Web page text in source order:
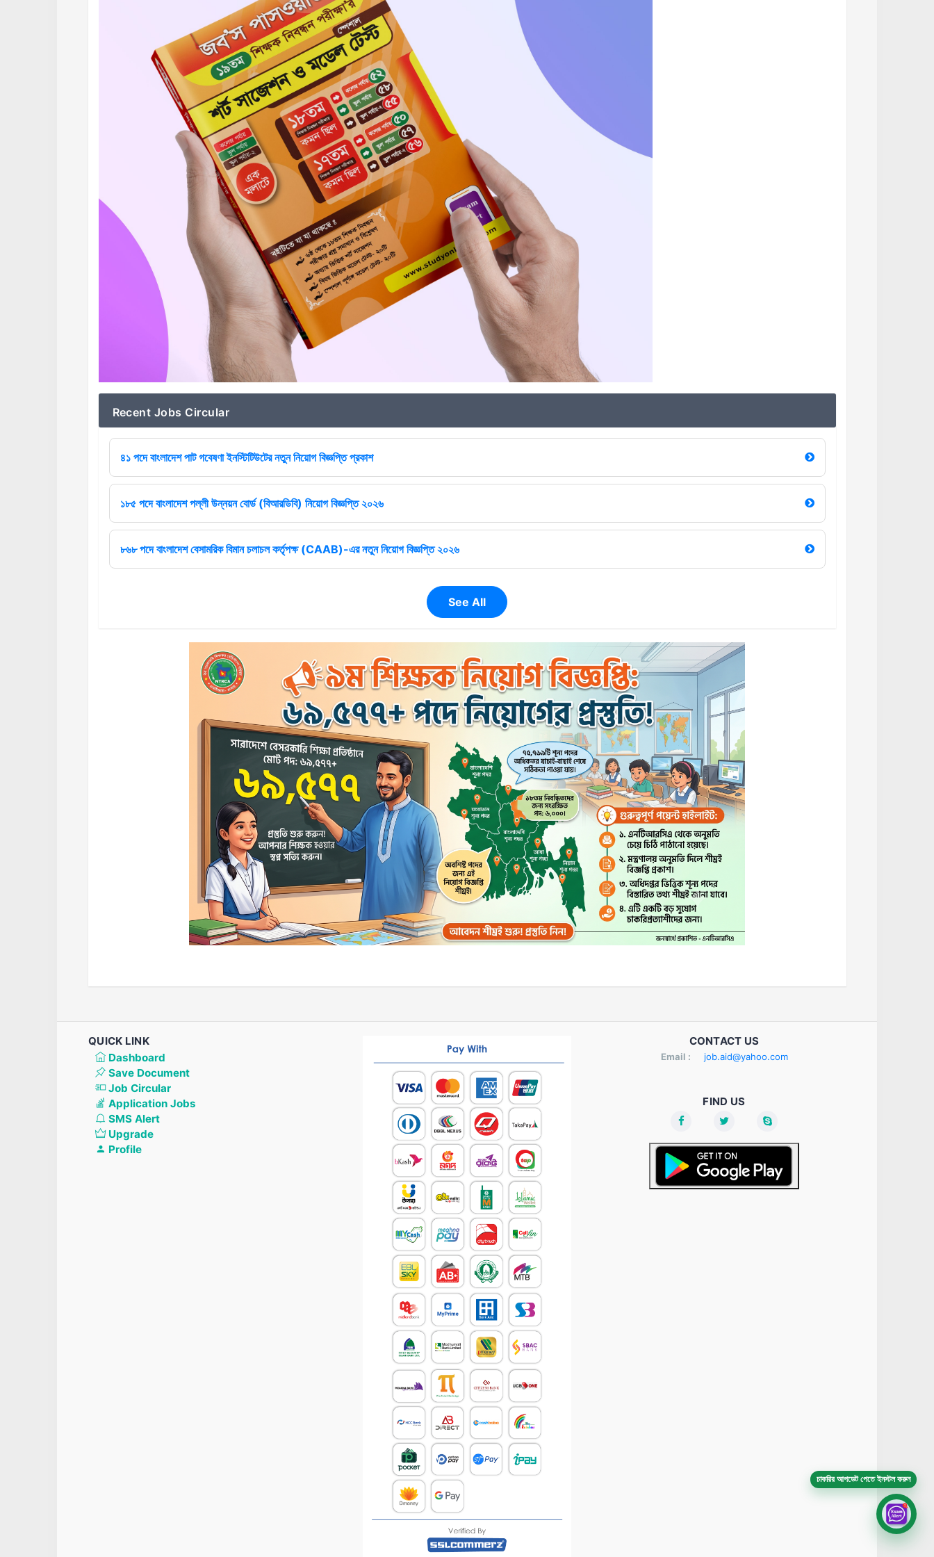
Recent Jobs Circular
৪১ পদে বাংলাদেশ পাট গবেষণা ইনস্টিটিউটের নতুন নিয়োগ বিজ্ঞপ্তি প্রকাশ
১৮৫ পদে বাংলাদেশ পল্লী উন্নয়ন বোর্ড (বিআরডিবি) নিয়োগ বিজ্ঞপ্তি ২০২৬
৮৬৮ পদে বাংলাদেশ বেসামরিক বিমান চলাচল কর্তৃপক্ষ (CAAB)-এর নতুন নিয়োগ বিজ্ঞপ্তি ২০২৬
See All
QUICK LINK
Dashboard
Save Document
Job Circular
Application Jobs
SMS Alert
Upgrade
Profile
CONTACT US
Email : job.aid@yahoo.com
FIND US
চাকরির আপডেট পেতে ইনস্টল করুন